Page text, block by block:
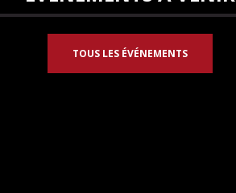
TOUS LES ÉVÉNEMENTS